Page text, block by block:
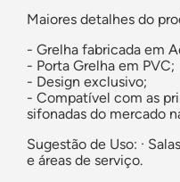
Maiores detalhes do
- Grelha fabricada em
- Porta Grelha em PVC;
- Design exclusivo;
- Compatível com as
sifonadas do mercado
Sugestão de Uso: ·
e áreas de serviço.